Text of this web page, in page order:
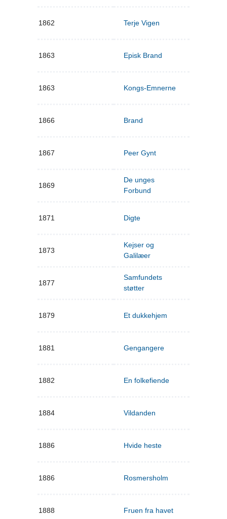
1862 Terje Vigen
1863 Episk Brand
1863 Kongs-Emnerne
1866 Brand
1867 Peer Gynt
1869
De unges
Forbund
1871 Digte
1873
Kejser og
Galilæer
1877
Samfundets
støtter
1879 Et dukkehjem
1881 Gengangere
1882 En folkefiende
1884 Vildanden
1886 Hvide heste
1886 Rosmersholm
1888 Fruen fra havet